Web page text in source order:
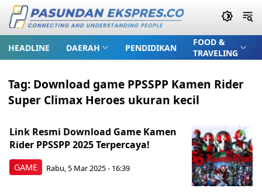
HEADLINE DAERAH PENDIDIKAN
FOOD &
TRAVELING
Tag: Download game PPSSPP Kamen Rider
Super Climax Heroes ukuran kecil
GAME
Link Resmi Download Game Kamen
Rider PPSSPP 2025 Terpercaya!
Rabu, 5 Mar 2025 - 16:39